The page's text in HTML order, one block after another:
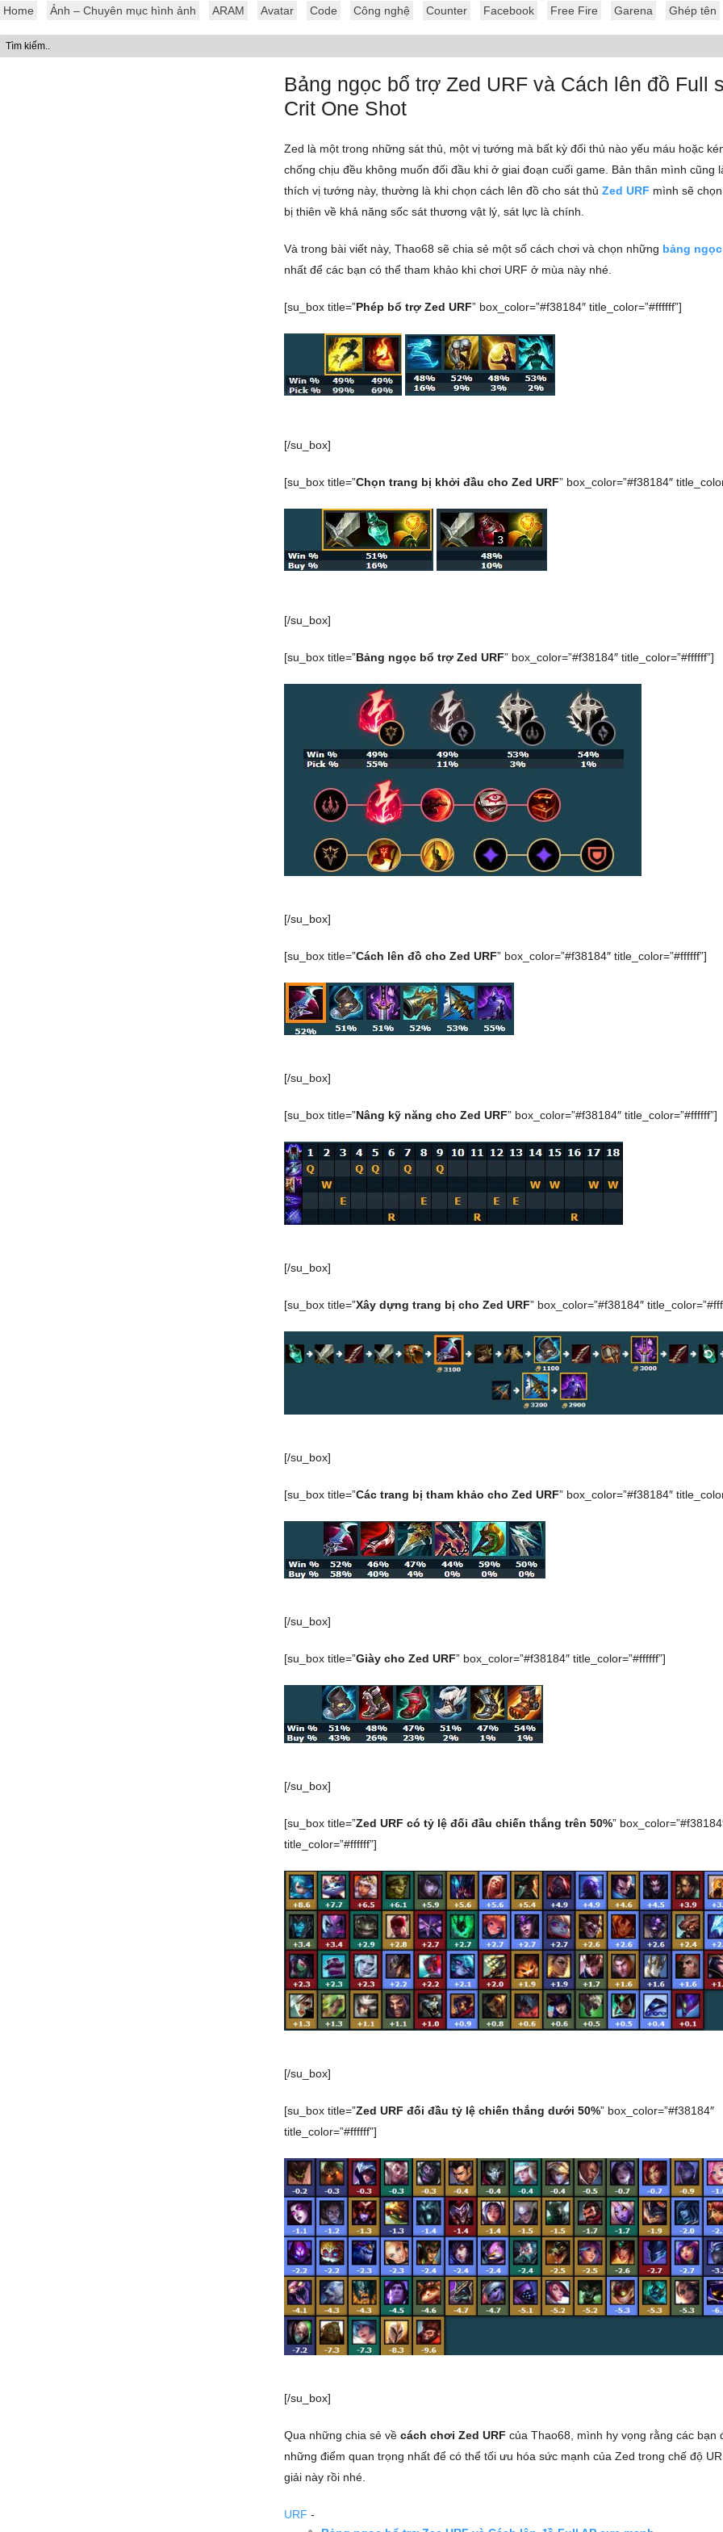
Home Ảnh – Chuyên mục hình ảnh ARAM Avatar Code Công nghệ Counter Facebook Free Fire Garena Ghép tên
Bảng ngọc bổ trợ Zed URF và Cách lên đồ Full
Crit One Shot
Zed là một trong những sát thủ, một vị tướng mà bất kỳ đối thủ nào yếu máu hoặc
chống chịu đều không muốn đối đầu khi ở giai đoạn cuối game. Bản thân mình cũng
thích vị tướng này, thường là khi chọn cách lên đồ cho sát thủ Zed URF mình sẽ
bị thiên về khả năng sốc sát thương vật lý, sát lực là chính.
Và trong bài viết này, Thao68 sẽ chia sẻ một số cách chơi và chọn những bảng
nhất để các bạn có thể tham khảo khi chơi URF ở mùa này nhé.
[su_box title=”Phép bổ trợ Zed URF” box_color=”#f38184″ title_color=”#ffffff”]
[/su_box]
[su_box title=”Chọn trang bị khởi đầu cho Zed URF” box_color=”#f38184″
[/su_box]
[su_box title=”Bảng ngọc bổ trợ Zed URF” box_color=”#f38184″ title_color=”#ffffff”]
[/su_box]
[su_box title=”Cách lên đồ cho Zed URF” box_color=”#f38184″ title_color=”#ffffff”]
[/su_box]
[su_box title=”Nâng kỹ năng cho Zed URF” box_color=”#f38184″ title_color=”#ffffff”]
[/su_box]
[su_box title=”Xây dựng trang bị cho Zed URF” box_color=”#f38184″
[/su_box]
[su_box title=”Các trang bị tham khảo cho Zed URF” box_color=”#f38184″
[/su_box]
[su_box title=”Giày cho Zed URF” box_color=”#f38184″ title_color=”#ffffff”]
[/su_box]
[su_box title=”Zed URF có tỷ lệ đối đầu chiến thắng trên 50%”
title_color=”#ffffff”]
[/su_box]
[su_box title=”Zed URF đối đầu tỷ lệ chiến thắng dưới 50%” box_color=”#f38184″
title_color=”#ffffff”]
[/su_box]
Qua những chia sẻ về cách chơi Zed URF của Thao68, mình hy vọng rằng các bạn
những điểm quan trọng nhất để có thể tối ưu hóa sức mạnh của Zed trong chế độ
giải này rồi nhé.
URF -